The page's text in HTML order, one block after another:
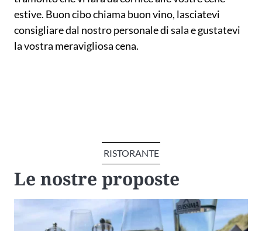
estive. Buon cibo chiama buon vino, lasciatevi
consigliare dal nostro personale di sala e gustatevi
la vostra meravigliosa cena.
RISTORANTE
Le nostre proposte